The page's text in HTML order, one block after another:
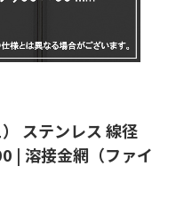
ステンレス 線径
溶接金網（ファイ